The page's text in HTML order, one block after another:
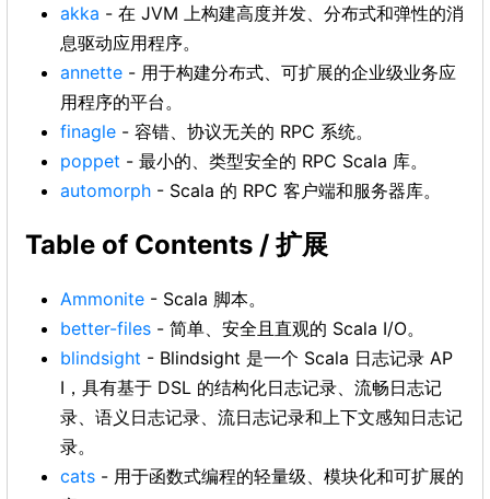
akka - 在 JVM 上构建高度并发、分布式和弹性的消
息驱动应用程序。
annette - 用于构建分布式、可扩展的企业级业务应
用程序的平台。
finagle - 容错、协议无关的 RPC 系统。
poppet - 最小的、类型安全的 RPC Scala 库。
automorph - Scala 的 RPC 客户端和服务器库。
Table of Contents / 扩展
Ammonite - Scala 脚本。
better-files - 简单、安全且直观的 Scala I/O。
blindsight - Blindsight 是一个 Scala 日志记录 AP
I，具有基于 DSL 的结构化日志记录、流畅日志记
录、语义日志记录、流日志记录和上下文感知日志记
录。
cats - 用于函数式编程的轻量级、模块化和可扩展的